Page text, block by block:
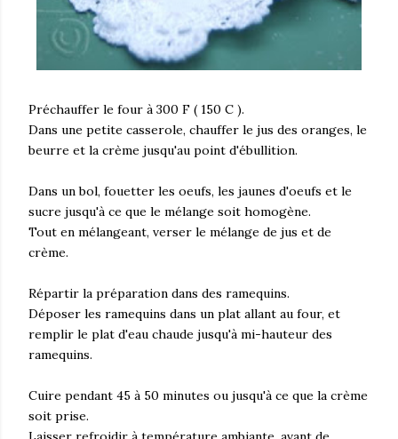
Préchauffer le four à 300 F ( 150 C ).
Dans une petite casserole, chauffer le jus des oranges, le
beurre et la crème jusqu'au point d'ébullition.
Dans un bol, fouetter les oeufs, les jaunes d'oeufs et le
sucre jusqu'à ce que le mélange soit homogène.
Tout en mélangeant, verser le mélange de jus et de
crème.
Répartir la préparation dans des ramequins.
Déposer les ramequins dans un plat allant au four, et
remplir le plat d'eau chaude jusqu'à mi-hauteur des
ramequins.
Cuire pendant 45 à 50 minutes ou jusqu'à ce que la crème
soit prise.